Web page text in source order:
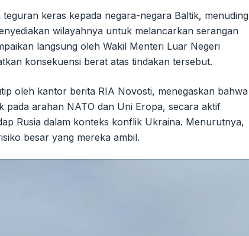
keras kepada negara-negara Baltik, menuding
wilayahnya untuk melancarkan serangan
langsung oleh Wakil Menteri Luar Negeri
konsekuensi berat atas tindakan tersebut.
oleh kantor berita RIA Novosti, menegaskan bahwa
pada arahan NATO dan Uni Eropa, secara aktif
Rusia dalam konteks konflik Ukraina. Menurutnya,
besar yang mereka ambil.